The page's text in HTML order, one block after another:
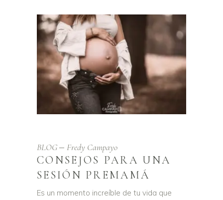
BLOG Fredy Campayo
CONSEJOS PARA UNA
SESIÓN PREMAMÁ
Es un momento increíble de tu vida que